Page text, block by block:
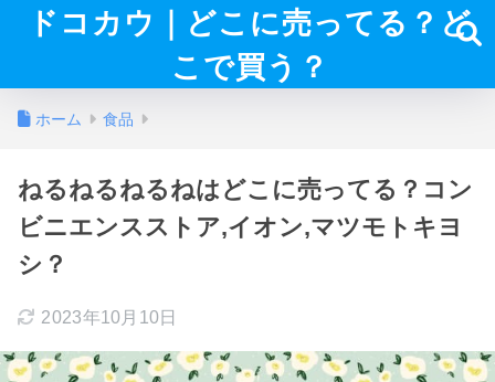
ドコカウ｜どこに売ってる？ど
こで買う？
ホーム 食品
ねるねるねるねはどこに売ってる？コン
ビニエンスストア,イオン,マツモトキヨ
シ？
2023年10月10日